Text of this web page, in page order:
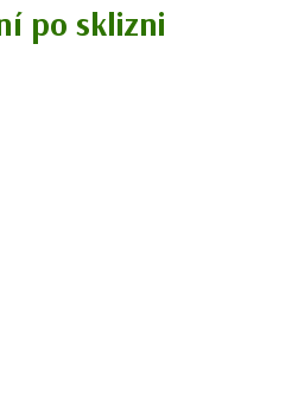
po sklizni